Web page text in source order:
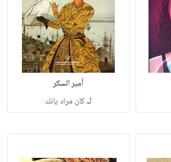
أمير السكر
لـكان مراد يانك